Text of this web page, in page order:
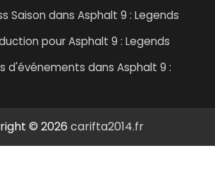
Saison dans Asphalt 9 : Legends
pour Asphalt 9 : Legends
d'événements dans Asphalt 9 :
© 2026 carifta2014.fr